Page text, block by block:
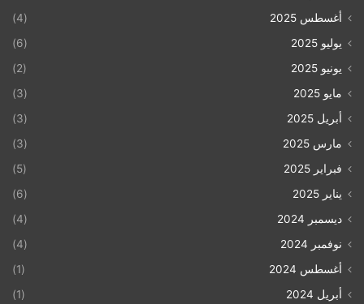
أغسطس 2025
(4)
يوليو 2025
(6)
يونيو 2025
(2)
مايو 2025
(3)
أبريل 2025
(3)
مارس 2025
(3)
فبراير 2025
(5)
يناير 2025
(6)
ديسمبر 2024
(4)
نوفمبر 2024
(4)
أغسطس 2024
(1)
أبريل 2024
(1)